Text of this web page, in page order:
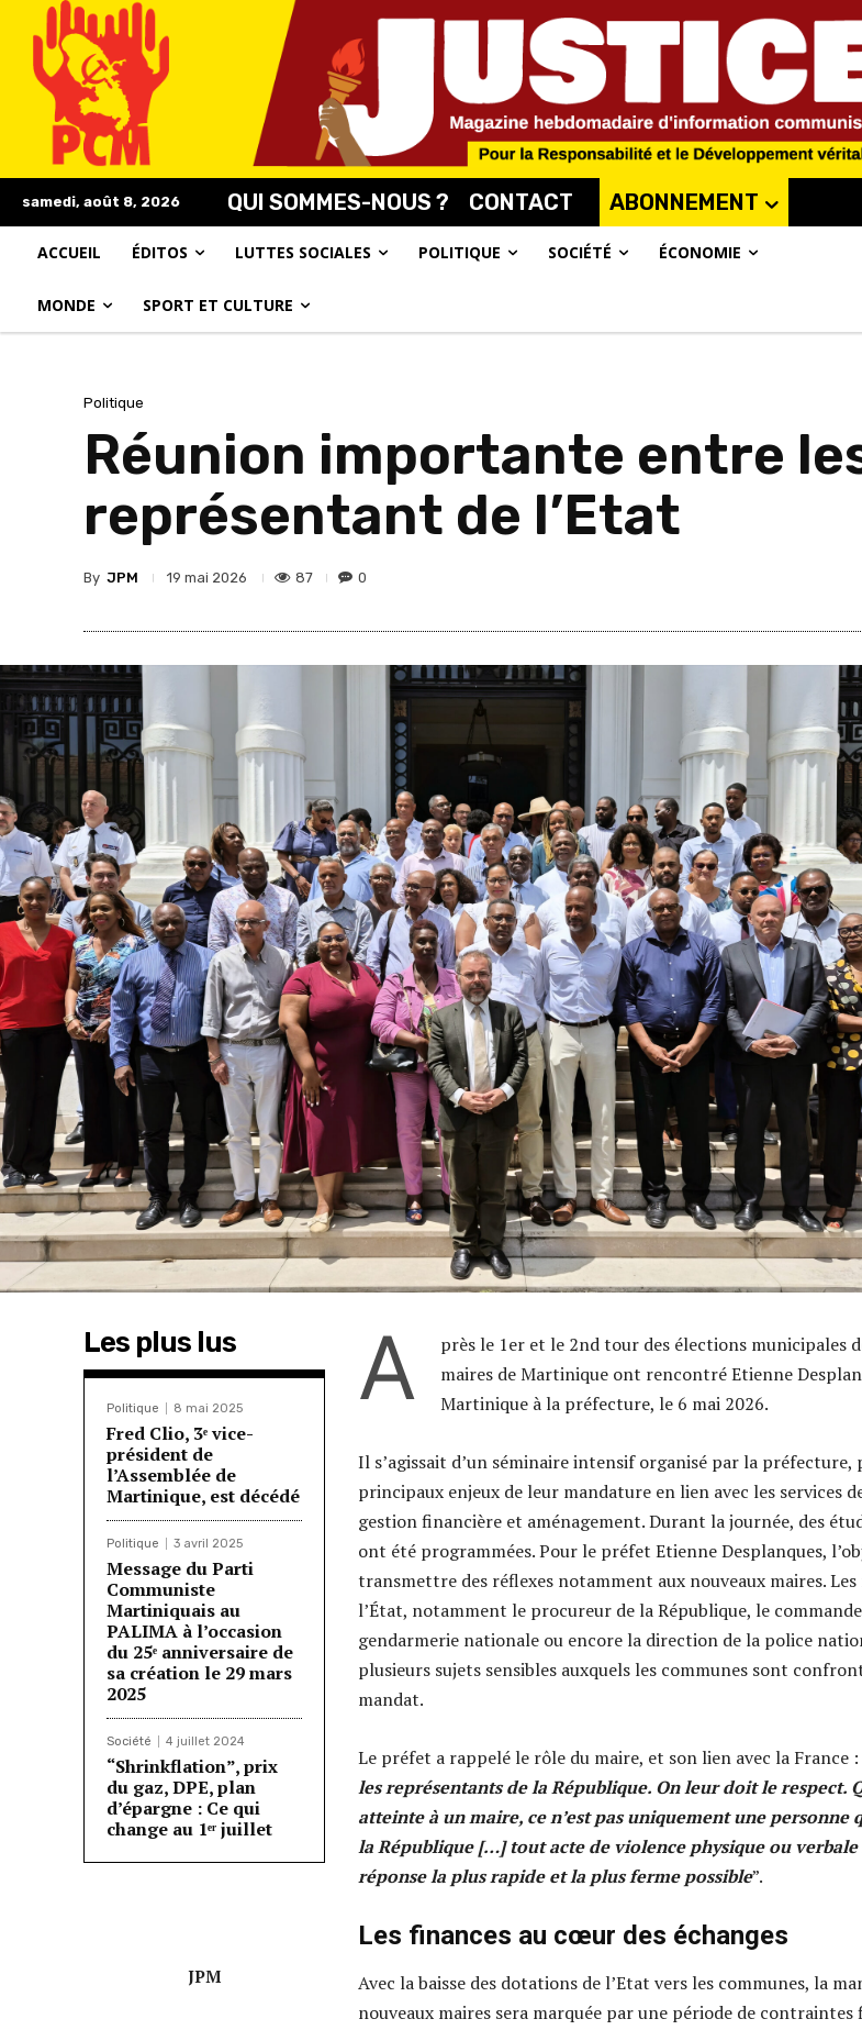
samedi, août 8, 2026 QUI SOMMES-NOUS ? CONTACT ABONNEMENT
ACCUEIL ÉDITOS LUTTES SOCIALES POLITIQUE SOCIÉTÉ ÉCONOMIE
MONDE SPORT ET CULTURE
Politique
Réunion importante entre
représentant de l’Etat
By JPM 19 mai 2026 87 0
Les plus lus
Politique 8 mai 2025
Fred Clio, 3ᵉ vice-
président de
l’Assemblée de
Martinique, est décédé
Politique 3 avril 2025
Message du Parti
Communiste
Martiniquais au
PALIMA à l’occasion
du 25ᵉ anniversaire de
sa création le 29 mars
2025
Société 4 juillet 2024
“Shrinkflation”, prix
du gaz, DPE, plan
d’épargne : Ce qui
change au 1ᵉʳ juillet
JPM
A
près le 1er et le 2nd tour des élections municipales
maires de Martinique ont rencontré Etienne
Martinique à la préfecture, le 6 mai 2026.
Il s’agissait d’un séminaire intensif organisé par la préfecture,
principaux enjeux de leur mandature en lien avec les services
gestion financière et aménagement. Durant la journée, des
ont été programmées. Pour le préfet Etienne Desplanques,
transmettre des réflexes notamment aux nouveaux maires.
l’État, notamment le procureur de la République, le
gendarmerie nationale ou encore la direction de la police
plusieurs sujets sensibles auxquels les communes sont
mandat.
Le préfet a rappelé le rôle du maire, et son lien avec la France :
les représentants de la République. On leur doit le respect.
atteinte à un maire, ce n’est pas uniquement une personne
la République […] tout acte de violence physique ou verbale
réponse la plus rapide et la plus ferme possible”.
Les finances au cœur des échanges
Avec la baisse des dotations de l’Etat vers les communes, la
nouveaux maires sera marquée par une période de contraintes